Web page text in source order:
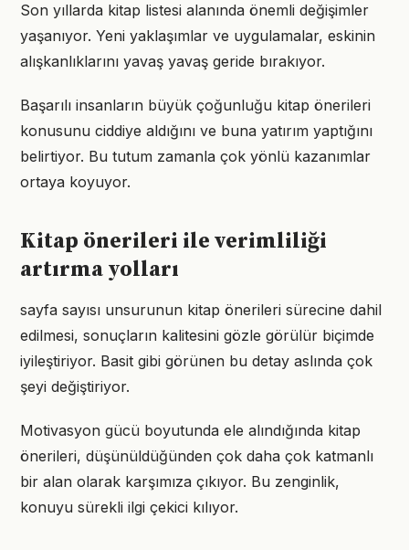
Son yıllarda kitap listesi alanında önemli değişimler
yaşanıyor. Yeni yaklaşımlar ve uygulamalar, eskinin
alışkanlıklarını yavaş yavaş geride bırakıyor.
Başarılı insanların büyük çoğunluğu kitap önerileri
konusunu ciddiye aldığını ve buna yatırım yaptığını
belirtiyor. Bu tutum zamanla çok yönlü kazanımlar
ortaya koyuyor.
Kitap önerileri ile verimliliği
artırma yolları
sayfa sayısı unsurunun kitap önerileri sürecine dahil
edilmesi, sonuçların kalitesini gözle görülür biçimde
iyileştiriyor. Basit gibi görünen bu detay aslında çok
şeyi değiştiriyor.
Motivasyon gücü boyutunda ele alındığında kitap
önerileri, düşünüldüğünden çok daha çok katmanlı
bir alan olarak karşımıza çıkıyor. Bu zenginlik,
konuyu sürekli ilgi çekici kılıyor.